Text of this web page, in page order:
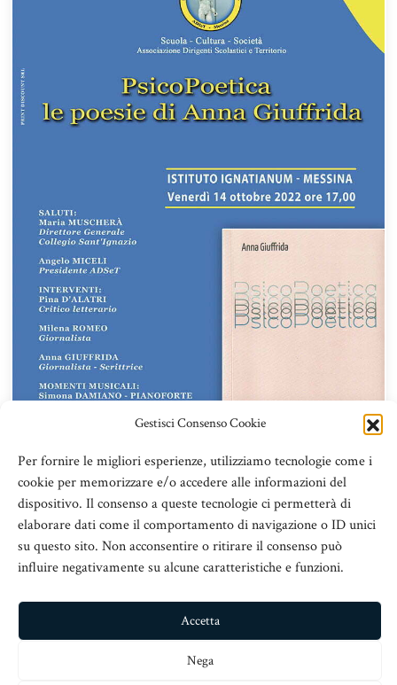
Gestisci Consenso Cookie
Per fornire le migliori esperienze, utilizziamo tecnologie come i
cookie per memorizzare e/o accedere alle informazioni del
dispositivo. Il consenso a queste tecnologie ci permetterà di
elaborare dati come il comportamento di navigazione o ID unici
su questo sito. Non acconsentire o ritirare il consenso può
influire negativamente su alcune caratteristiche e funzioni.
Accetta
Nega
14 Ottobre 2022
Ore17:00
Istituto Ignatianum MESSINA